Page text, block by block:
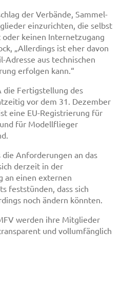
der Verbände, Sammel-
einzurichten, die selbst
keinen Internetzugang
„Allerdings ist eher davon
Adresse aus technischen
erfolgen kann.“
die Fertigstellung des
vor dem 31. Dezember
eine EU-Registrierung für
für Modellflieger
Anforderungen an das
derzeit in der
an einen externen
feststünden, dass sich
noch ändern könnten.
werden ihre Mitglieder
und vollumfänglich